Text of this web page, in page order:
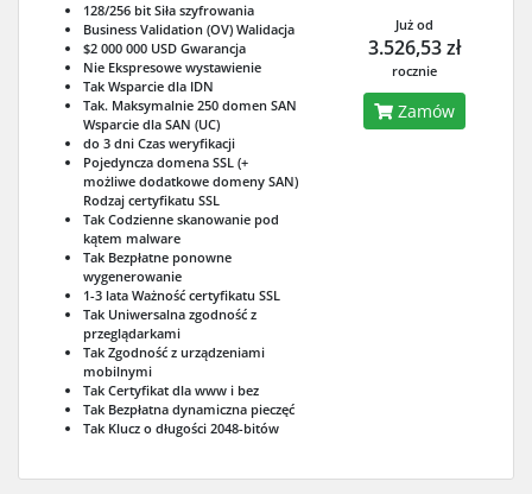
128/256 bit Siła szyfrowania
Business Validation (OV) Walidacja
$2 000 000 USD Gwarancja
Nie Ekspresowe wystawienie
Tak Wsparcie dla IDN
Tak. Maksymalnie 250 domen SAN
Wsparcie dla SAN (UC)
do 3 dni Czas weryfikacji
Pojedyncza domena SSL (+
możliwe dodatkowe domeny SAN)
Rodzaj certyfikatu SSL
Tak Codzienne skanowanie pod
kątem malware
Tak Bezpłatne ponowne
wygenerowanie
1-3 lata Ważność certyfikatu SSL
Tak Uniwersalna zgodność z
przeglądarkami
Tak Zgodność z urządzeniami
mobilnymi
Tak Certyfikat dla www i bez
Tak Bezpłatna dynamiczna pieczęć
Tak Klucz o długości 2048-bitów
Już od
3.526,53 zł
rocznie
Zamów